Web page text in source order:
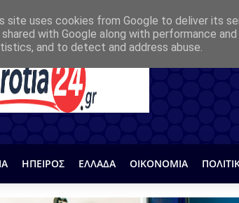
ΗΠΕΙΡΟΣ ΕΛΛΑΔΑ ΟΙΚΟΝΟΜΙΑ
site uses cookies from Google to deliver its
shared with Google along with performance
and to detect and address abuse.